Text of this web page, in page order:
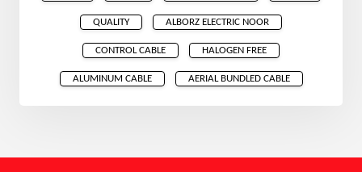
QUALITY ALBORZ ELECTRIC NOOR
CONTROL CABLE HALOGEN FREE
ALUMINUM CABLE AERIAL BUNDLED CABLE